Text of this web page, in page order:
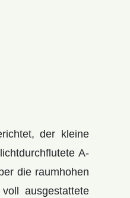
der kleine
A-
die raumhohen
ausgestattete